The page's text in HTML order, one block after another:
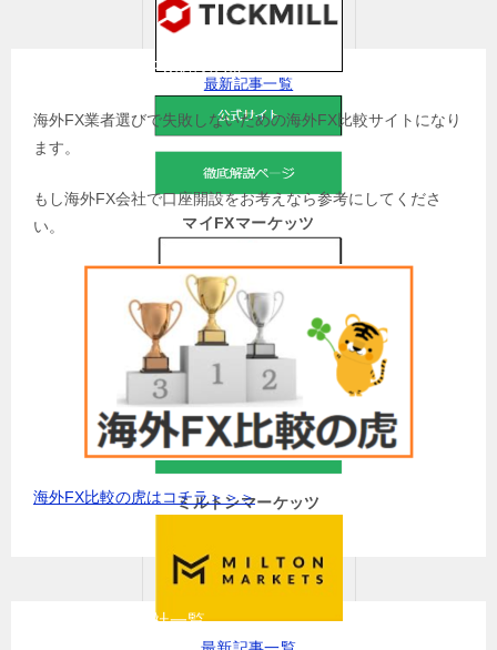
最新記事一覧
マイFXマーケッツ
最新記事一覧
ミルトンマーケッツ
姉妹サイト 海外FX比較の虎
海外FX業者選びで失敗しないための海外FX比較サイトになり
ます。
もし海外FX会社で口座開設をお考えなら参考にしてくださ
い。
海外FX比較の虎はコチラ＞＞＞
お勧め海外FX会社一覧